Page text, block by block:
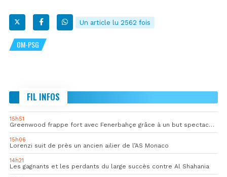
Un article lu 2562 fois
OM-PSG
FIL INFOS
15h51
Greenwood frappe fort avec Fenerbahçe grâce à un but spectaculaire
15h06
Lorenzi suit de près un ancien ailier de l’AS Monaco
14h21
Les gagnants et les perdants du large succès contre Al Shahania